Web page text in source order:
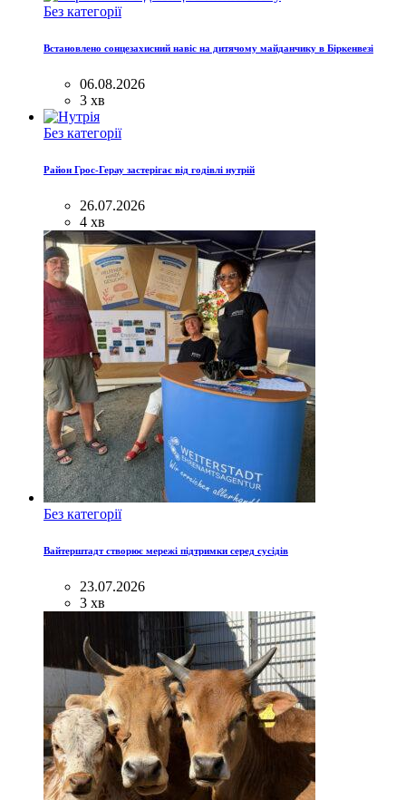
Без категорії
Встановлено сонцезахисний навіс на дитячому майданчику в Біркенвезі
06.08.2026
3 хв
Без категорії
Район Грос-Герау застерігає від годівлі нутрій
26.07.2026
4 хв
Без категорії
Вайтерштадт створює мережі підтримки серед сусідів
23.07.2026
3 хв